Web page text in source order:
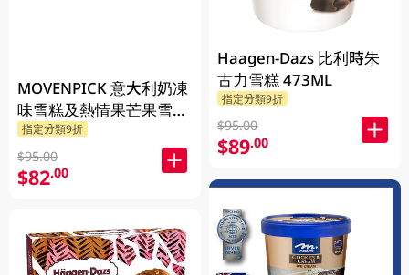
MOVENPICK 意大利奶凍
味雪糕及熱情果芒果雪葩
500ML
指定分類9折
$95.00
$82.00
Haagen-Dazs 比利時朱
古力雪糕 473ML
指定分類9折
$95.00
$89.00